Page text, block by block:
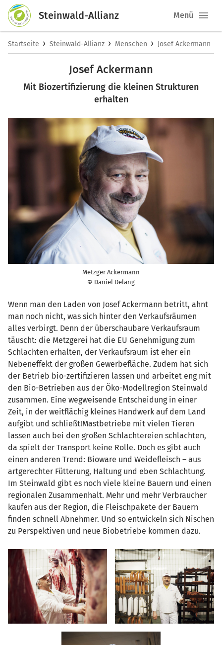
Steinwald-Allianz Menü
Startseite › Steinwald-Allianz › Menschen › Josef Ackermann
Josef Ackermann
Mit Biozertifizierung die kleinen Strukturen
erhalten
Metzger Ackermann
© Daniel Delang
Wenn man den Laden von Josef Ackermann betritt, ahnt
man noch nicht, was sich hinter den Verkaufsräumen
alles verbirgt. Denn der überschaubare Verkaufsraum
täuscht: die Metzgerei hat die EU Genehmigung zum
Schlachten erhalten, der Verkaufsraum ist eher ein
Nebeneffekt der großen Gewerbefläche. Zudem hat sich
der Betrieb bio-zertifizieren lassen und arbeitet eng mit
den Bio-Betrieben aus der Öko-Modellregion Steinwald
zusammen. Eine wegweisende Entscheidung in einer
Zeit, in der weitflächig kleines Handwerk auf dem Land
aufgibt und schließt!Mastbetriebe mit vielen Tieren
lassen auch bei den großen Schlachtereien schlachten,
da spielt der Transport keine Rolle. Doch es gibt auch
einen anderen Trend: Bioware und Weidefleisch – aus
artgerechter Fütterung, Haltung und eben Schlachtung.
Im Steinwald gibt es noch viele kleine Bauern und einen
regionalen Zusammenhalt. Mehr und mehr Verbraucher
kaufen aus der Region, die Fleischpakete der Bauern
finden schnell Abnehmer. Und so entwickeln sich Nischen
zu Perspektiven und neue Biobetriebe kommen dazu.